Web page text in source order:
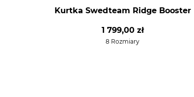
Kurtka Swedteam Ridge Booster
1 799,00 zł
8 Rozmiary